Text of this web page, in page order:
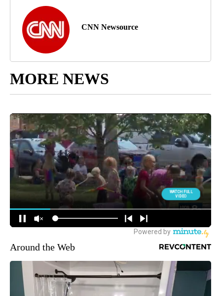
CNN Newsource
MORE NEWS
Around the Web